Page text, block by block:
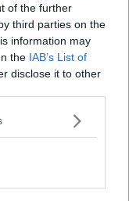
of the further
third parties on the
information may
the IAB’s List of
disclose it to other
delle attività
di Asl TSE